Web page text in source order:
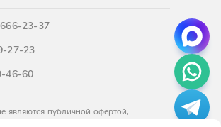
23-37
27-23
46-60
являются публичной офертой,